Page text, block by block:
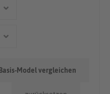
Model vergleichen